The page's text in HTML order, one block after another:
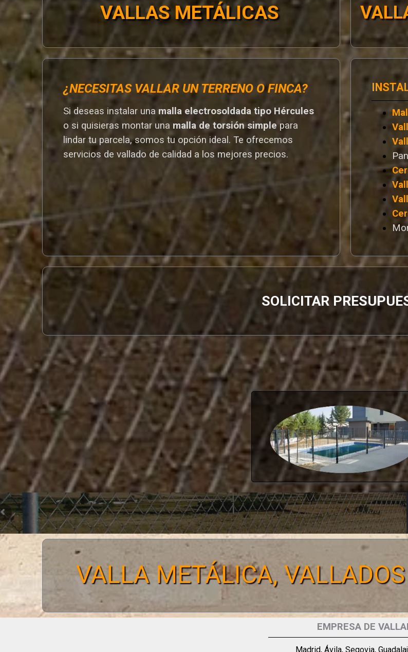
VALLAS METÁLICAS
¿NECESITAS VALLAR UN TERRENO O FINCA?
Si deseas instalar una malla electrosoldada tipo Hércules
o si quisieras montar una malla de torsión simplepara
lindar tu parcela, somos tu opción ideal. Te ofrecemos
servicios de vallado de calidad a los mejores precios.
SOLICITAR
VALLA METÁLICA,
EMPRESA DE
Madrid, Ávila, Segovia,